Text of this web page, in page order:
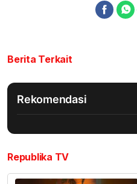
Berita Terkait
Rekomendasi
Republika TV